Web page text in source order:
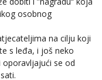
osobnog
na cilju koji
s leđa, i još neko
se od